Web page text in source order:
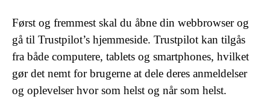
Først og fremmest skal du åbne din webbrowser og
gå til Trustpilot’s hjemmeside. Trustpilot kan tilgås
fra både computere, tablets og smartphones, hvilket
gør det nemt for brugerne at dele deres anmeldelser
og oplevelser hvor som helst og når som helst.